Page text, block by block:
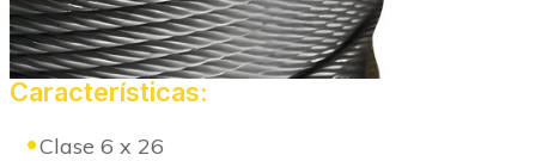
Características:
Clase 6 x 26